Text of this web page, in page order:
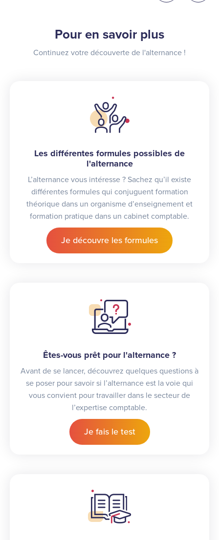
Pour en savoir plus
Continuez votre découverte de l'alternance !
Les différentes formules possibles de
l'alternance
L’alternance vous intéresse ? Sachez qu’il existe
différentes formules qui conjuguent formation
théorique dans un organisme d’enseignement et
formation pratique dans un cabinet comptable.
Je découvre les formules
Êtes-vous prêt pour l'alternance ?
Avant de se lancer, découvrez quelques questions à
se poser pour savoir si l’alternance est la voie qui
vous convient pour travailler dans le secteur de
l’expertise comptable.
Je fais le test